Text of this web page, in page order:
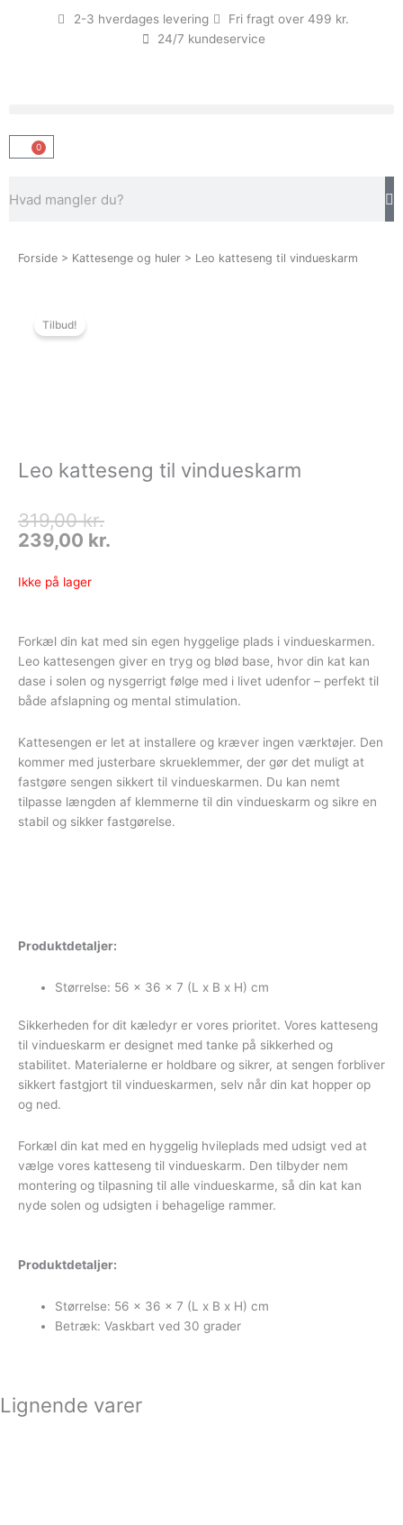
2-3 hverdages levering
Fri fragt over 499 kr.
24/7 kundeservice
0
Kurv
Forside > Kattesenge og huler > Leo katteseng til vindueskarm
Tilbud!
Leo katteseng til vindueskarm
319,00kr.
Den
oprindelige
var:
239,00 kr.
Den
aktuelle
er:
Ikke på lager
Forkæl din kat med sin egen hyggelige plads i vindueskarmen.
Leo kattesengen giver en tryg og blød base, hvor din kat kan
dase i solen og nysgerrigt følge med i livet udenfor – perfekt til
både afslapning og mental stimulation.
Kattesengen er let at installere og kræver ingen værktøjer. Den
kommer med justerbare skrueklemmer, der gør det muligt at
fastgøre sengen sikkert til vindueskarmen. Du kan nemt
tilpasse længden af klemmerne til din vindueskarm og sikre en
stabil og sikker fastgørelse.
Produktdetaljer:
Størrelse: 56 x 36 x 7 (L x B x H) cm
Sikkerheden for dit kæledyr er vores prioritet. Vores katteseng
til vindueskarm er designet med tanke på sikkerhed og
stabilitet. Materialerne er holdbare og sikrer, at sengen forbliver
sikkert fastgjort til vindueskarmen, selv når din kat hopper op
og ned.
Forkæl din kat med en hyggelig hvileplads med udsigt ved at
vælge vores katteseng til vindueskarm. Den tilbyder nem
montering og tilpasning til alle vindueskarme, så din kat kan
nyde solen og udsigten i behagelige rammer.
Produktdetaljer:
Størrelse: 56 x 36 x 7 (L x B x H) cm
Betræk: Vaskbart ved 30 grader
Lignende varer